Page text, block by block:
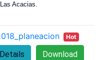
Acacias.
Hot
Download
Details